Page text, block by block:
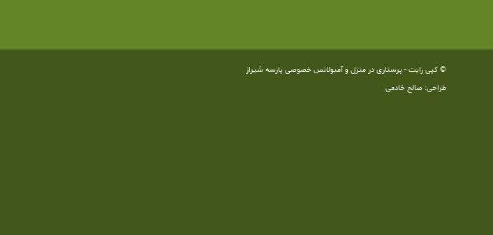
© کپی رایت -پرستاری در منزل و آمبولانس خصوصی پارسه شیراز
طراحی: صالح خادمی